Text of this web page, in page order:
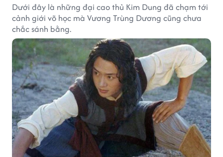
Dưới đây là những đại cao thủ Kim Dung đã chạm tới
cảnh giới võ học mà Vương Trùng Dương cũng chưa
chắc sánh bằng.